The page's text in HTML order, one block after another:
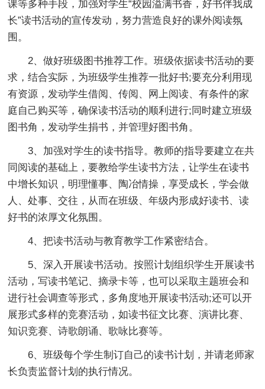
课等多种手段，加强对学生“校园溢满书香，好书伴我成
长”读书活动的宣传发动，努力营造良好的课外阅读氛
围。
2、做好班级图书推荐工作。班级依据读书活动的要
求，结合实际，为班级学生推荐一批好书;要充分利用现
有资源，发动学生借阅、传阅、网上阅读、有条件的家
庭自己购买等，确保读书活动的顺利进行;同时建立班级
图书角，发动学生捐书，并管理好图书角。
3、加强对学生的读书指导。教师的指导要建立在共
同阅读的基础上，要教给学生读书方法，让学生在读书
中增长知识，明理懂事、陶冶情操，享受成长，学会做
人、处事、交往，从而在班级、年级内形成好读书、读
好书的浓厚文化氛围。
4、把读书活动与教育教学工作紧密结合。
5、深入开展读书活动。按照计划组织学生开展读书
活动，写读书笔记、摘录卡等，也可以采取主题班会和
进行社会调查等形式，多角度地开展读书活动;还可以开
展形式多样的竞赛活动，如读书征文比赛、演讲比赛、
知识竞赛、诗歌朗诵、歌咏比赛等。
6、班级每个学生制订自己的读书计划，并请老师家
长负责监督计划的执行情况。